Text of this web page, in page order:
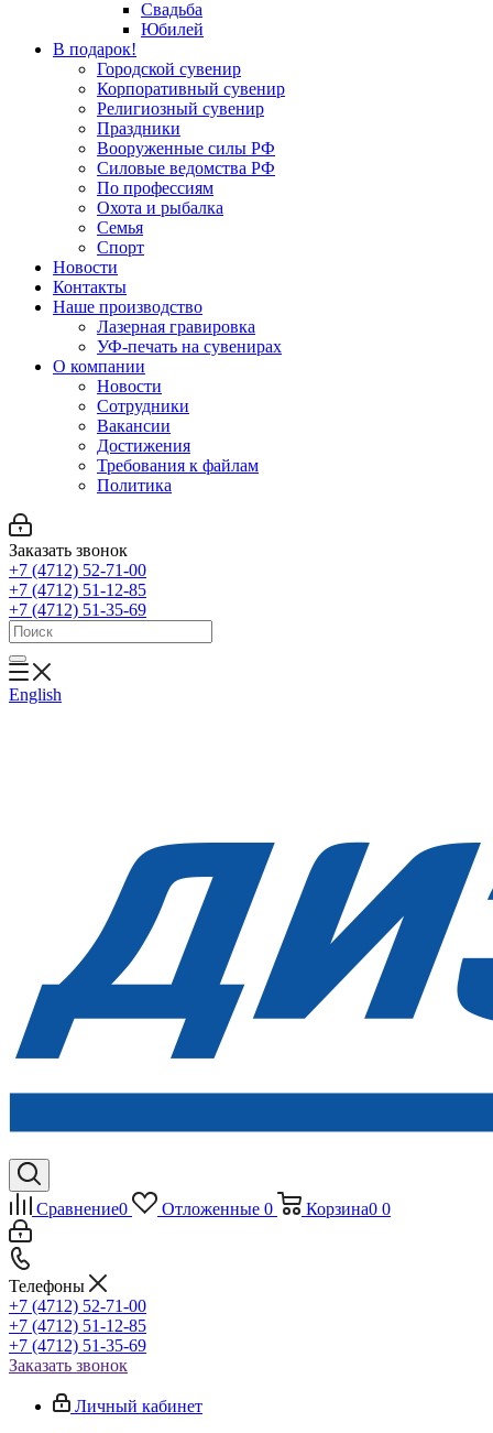
Свадьба
Юбилей
В подарок!
Городской сувенир
Корпоративный сувенир
Религиозный сувенир
Праздники
Вооруженные силы РФ
Силовые ведомства РФ
По профессиям
Охота и рыбалка
Семья
Спорт
Новости
Контакты
Наше производство
Лазерная гравировка
УФ-печать на сувенирах
О компании
Новости
Сотрудники
Вакансии
Достижения
Требования к файлам
Политика
Заказать звонок
+7 (4712) 52-71-00
+7 (4712) 51-12-85
+7 (4712) 51-35-69
English
Сравнение0 Отложенные 0 Корзина0 0
Телефоны
+7 (4712) 52-71-00
+7 (4712) 51-12-85
+7 (4712) 51-35-69
Заказать звонок
Личный кабинет